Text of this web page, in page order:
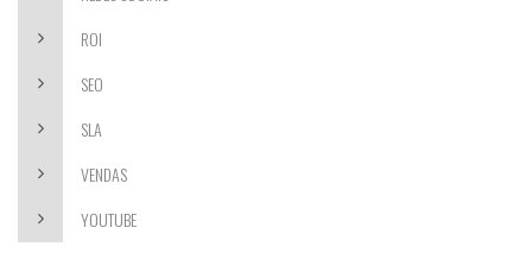
ROI
SEO
SLA
VENDAS
YOUTUBE